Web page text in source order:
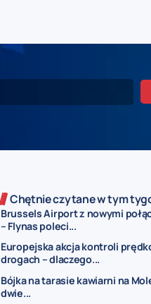
Chętnie czytane w tym
Brussels Airport z nowymi
– Flynas poleci...
Europejska akcja kontroli
drogach – dlaczego...
Bójka na tarasie kawiarni na
dwie...